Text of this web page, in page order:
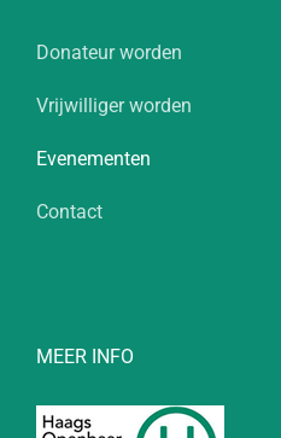
Donateur worden
Vrijwilliger worden
Evenementen
Contact
MEER INFO